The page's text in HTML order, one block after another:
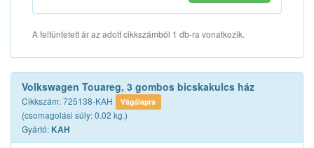
A feltüntetett ár az adott cikkszámból 1 db-ra vonatkozik.
Volkswagen Touareg, 3 gombos bicskakulcs ház
Cikkszám: 725138-KAH Vágólapra
(csomagolási súly: 0.02 kg.)
Gyártó: KAH